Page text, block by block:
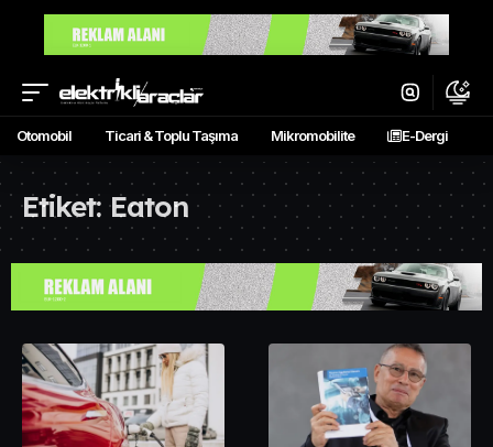
Otomobil Ticari & Toplu Taşıma Mikromobilite E-Dergi
Etiket:Eaton